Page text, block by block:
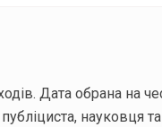
Дата обрана
науковця